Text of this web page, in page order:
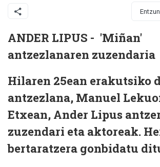
Entzun
ANDER LIPUS - 'Miñan'
antzezlanaren zuzendaria
Hilaren 25ean erakutsiko
antzezlana, Manuel
Etxean, Ander Lipus
zuzendari eta aktoreak.
bertaratzera gonbidatu